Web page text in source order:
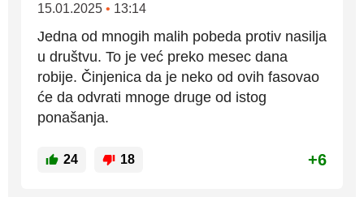
15.01.2025 • 13:14
Jedna od mnogih malih pobeda protiv nasilja
u društvu. To je već preko mesec dana
robije. Činjenica da je neko od ovih fasovao
će da odvrati mnoge druge od istog
ponašanja.
24 18 +6